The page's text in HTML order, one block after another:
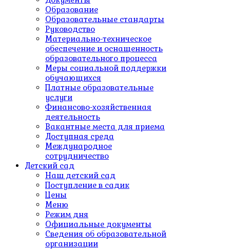
Образование
Образовательные стандарты
Руководство
Материально-техническое
обеспечение и оснащенность
образовательного процесса
Меры социальной поддержки
обучающихся
Платные образовательные
услуги
Финансово-хозяйственная
деятельность
Вакантные места для приема
Доступная среда
Международное
сотрудничество
Детский сад
Наш детский сад
Поступление в садик
Цены
Меню
Режим дня
Официальные документы
Сведения об образовательной
организации